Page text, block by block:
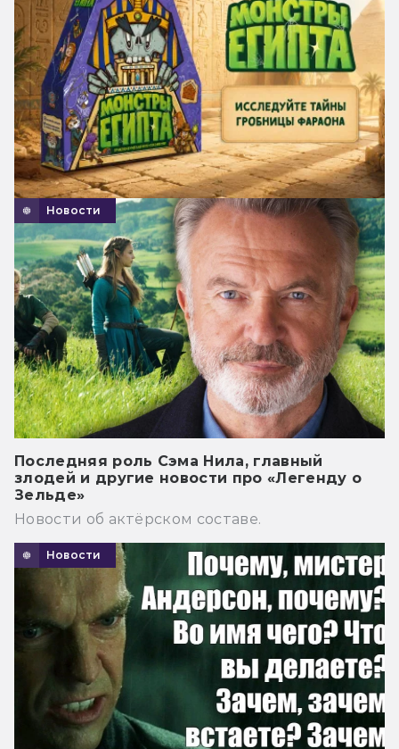
Новости
Последняя роль Сэма Нила, главный
злодей и другие новости про «Легенду о
Зельде»
Новости об актёрском составе.
Новости